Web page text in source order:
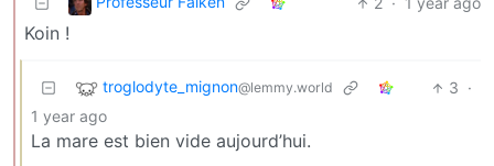
Koin !
troglodyte_mignon@lemmy.world 3 ·
1 year ago
La mare est bien vide aujourd’hui.